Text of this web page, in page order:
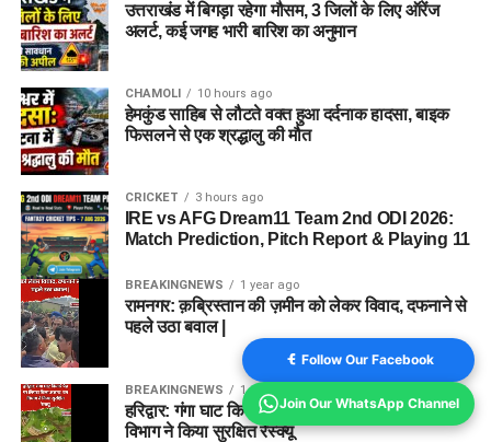
उत्तराखंड में बिगड़ा रहेगा मौसम, 3 जिलों के लिए ऑरेंज
अलर्ट, कई जगह भारी बारिश का अनुमान
CHAMOLI 10 hours ago
हेमकुंड साहिब से लौटते वक्त हुआ दर्दनाक हादसा, बाइक
फिसलने से एक श्रद्धालु की मौत
CRICKET 3 hours ago
IRE vs AFG Dream11 Team 2nd ODI 2026:
Match Prediction, Pitch Report & Playing 11
BREAKINGNEWS 1 year ago
रामनगर: क़ब्रिस्तान की ज़मीन को लेकर विवाद, दफनाने से
पहले उठा बवाल |
BREAKINGNEWS 1 year ago
हरिद्वार: गंगा घाट किनारे पेड़ पर लिपटा मिला अजगर, वन
विभाग ने किया सुरक्षित रेस्क्यू
Follow Our Facebook
Join Our WhatsApp Channel